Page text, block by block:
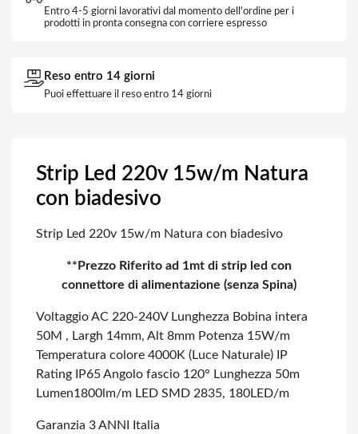
Entro 4-5 giorni lavorativi dal momento dell'ordine per i
prodotti in pronta consegna con corriere espresso
Reso entro 14 giorni
Puoi effettuare il reso entro 14 giorni
Strip Led 220v 15w/m Natura
con biadesivo
Strip Led 220v 15w/m Natura con biadesivo
**Prezzo Riferito ad 1mt di strip led con
connettore di alimentazione (senza Spina)
Voltaggio AC 220-240VLunghezza Bobina intera
50M , Largh 14mm, Alt 8mm Potenza 15W/m
Temperatura colore 4000K (Luce Naturale) IP
Rating IP65Angolo fascio 120° Lunghezza 50m
Lumen1800lm/m LED SMD 2835, 180LED/m
Garanzia 3 ANNI Italia